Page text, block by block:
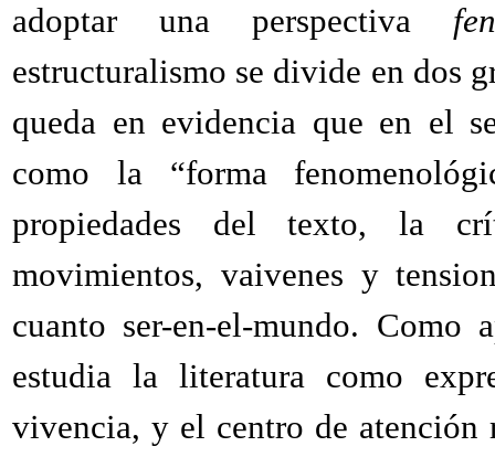
adoptar una perspectiva
estructuralismo se divide en dos
queda en evidencia que en el
como la “forma
propiedades del texto, la
movimientos, vaivenes y
cuanto ser-en-el-mundo.
estudia la literatura como
vivencia, y el centro de atención